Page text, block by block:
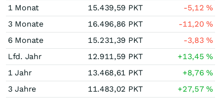
1 Monat
15.439,59 PKT -5,12%
3 Monate
16.496,86 PKT -11,20%
6 Monate
15.231,39 PKT -3,83%
Lfd. Jahr
12.911,59 PKT +13,45%
1 Jahr
13.468,61 PKT +8,76%
3 Jahre
11.483,02 PKT +27,57%